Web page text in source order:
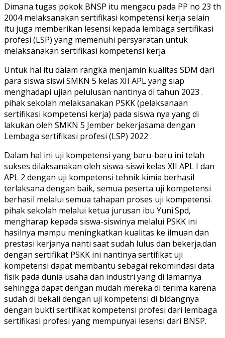
Dimana tugas pokok BNSP itu mengacu pada PP no 23 th
2004 melaksanakan sertifikasi kompetensi kerja selain
itu juga memberikan lesensi kepada lembaga sertifikasi
profesi (LSP) yang memenuhi persyaratan untuk
melaksanakan sertifikasi kompetensi kerja.
Untuk hal itu dalam rangka menjamin kualitas SDM dari
para siswa siswi SMKN 5 kelas XII APL yang siap
menghadapi ujian pelulusan nantinya di tahun 2023 .
pihak sekolah melaksanakan PSKK (pelaksanaan
sertifikasi kompetensi kerja) pada siswa nya yang di
lakukan oleh SMKN 5 Jember bekerjasama dengan
Lembaga sertifikasi profesi (LSP) 2022 .
Dalam hal ini uji kompetensi yang baru-baru ini telah
sukses dilaksanakan oleh siswa-siswi kelas XII APL I dan
APL 2 dengan uji kompetensi tehnik kimia berhasil
terlaksana dengan baik, semua peserta uji kompetensi
berhasil melalui semua tahapan proses uji kompetensi.
pihak sekolah melalui ketua jurusan ibu Yuni.Spd,
mengharap kepada siswa-siswinya melalui PSKK ini
hasilnya mampu meningkatkan kualitas ke ilmuan dan
prestasi kerjanya nanti saat sudah lulus dan bekerja.dan
dengan sertifikat PSKK ini nantinya sertifikat uji
kompetensi dapat membantu sebagai rekomindasi data
fisik pada dunia usaha dan industri yang di lamarnya
sehingga dapat dengan mudah mereka di terima karena
sudah di bekali dengan uji kompetensi di bidangnya
dengan bukti sertifikat kompetensi profesi dari lembaga
sertifikasi profesi yang mempunyai lesensi dari BNSP.